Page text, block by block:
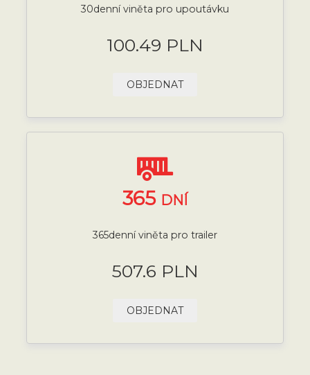
30denní viněta pro upoutávku
100.49 PLN
OBJEDNAT
365 DNÍ
365denní viněta pro trailer
507.6 PLN
OBJEDNAT